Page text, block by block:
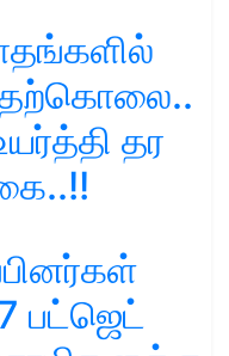
தற்கொலை..
தர
பட்ஜெட்